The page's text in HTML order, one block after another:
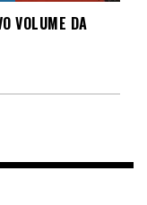
VOLUME DA